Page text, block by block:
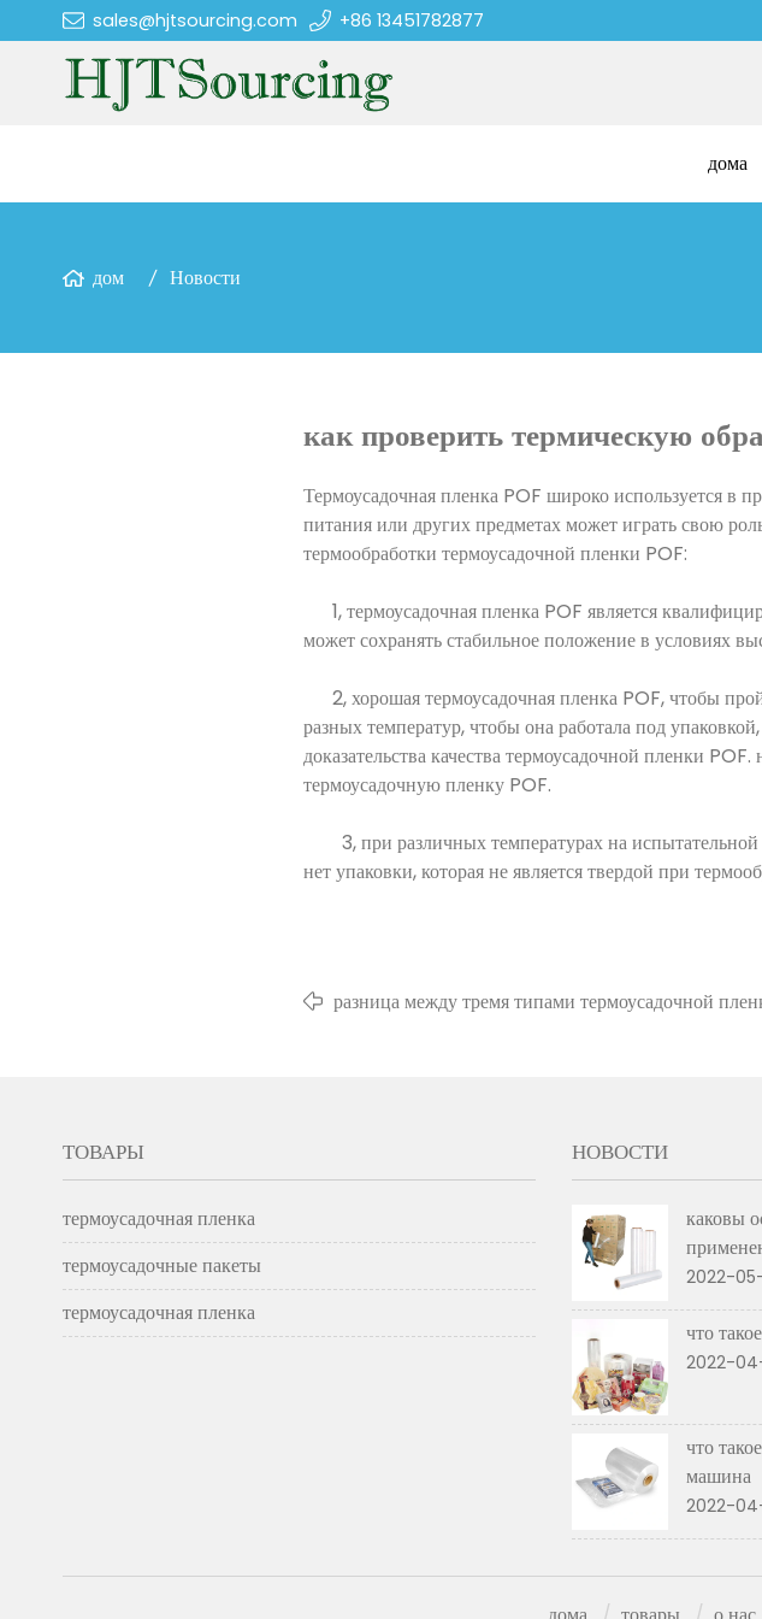
sales@hjtsourcing.com +86 13451782877
дома
дом Новости
как проверить термическую
Термоусадочная пленка POF широко используется в
питания или других предметах может играть свою
термообработки термоусадочной пленки POF:
1, термоусадочная пленка POF является
может сохранять стабильное положение в условиях
2, хорошая термоусадочная пленка POF, чтобы
разных температур, чтобы она работала под
доказательства качества термоусадочной пленки
термоусадочную пленку POF.
3, при различных температурах на испытательной
нет упаковки, которая не является твердой при
разница между тремя типами термоусадочной
ТОВАРЫ
термоусадочная пленка
термоусадочные пакеты
термоусадочная пленка
НОВОСТИ
каковы
2022-
что
2022-
что
машина
2022-